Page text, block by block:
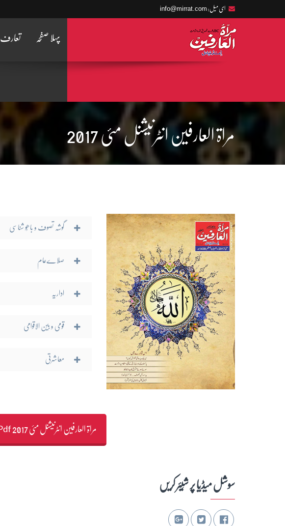
ای میل: info@mirrat.com
پہلا صفحہ تعارف
مراۃ العارفین انٹرنیشنل مئی 2017
گوشہ تصوف و باھُو شناسی
صلاےعام
اداریہ
قومی و بین الاقوامی
معاشرتی
مراۃ العارفین انٹرنیشنل مئی 2017 Pdf ڈاون لوڈ
سوشل میڈیا پر شِیئر کریں